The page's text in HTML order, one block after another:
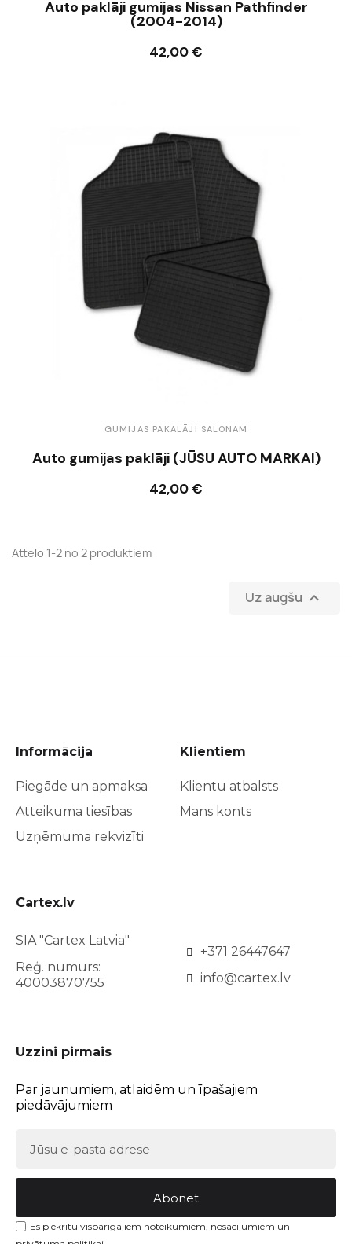
Auto paklāji gumijas Nissan Pathfinder
(2004-2014)
42,00 €
Ielikt grozā
GUMIJAS PAKALĀJI SALONAM
Auto gumijas paklāji (JŪSU AUTO MARKAI)
42,00 €
Ielikt grozā
Attēlo 1-2 no 2 produktiem
Uz augšu 
Informācija
Piegāde un apmaksa
Atteikuma tiesības
Uzņēmuma rekvizīti
Klientiem
Klientu atbalsts
Mans konts
Cartex.lv
SIA "Cartex Latvia"
Reģ. numurs:
40003870755
+371 26447647
info@cartex.lv
Uzzini pirmais
Par jaunumiem, atlaidēm un īpašajiem
piedāvājumiem
Abonēt
Es piekrītu vispārīgajiem noteikumiem, nosacījumiem un